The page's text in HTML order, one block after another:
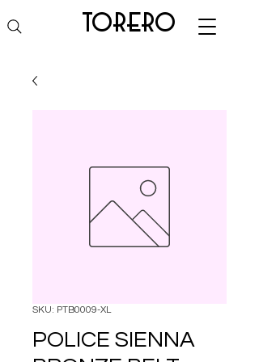
torero
SKU: PTB0009-XL
POLICE SIENNA